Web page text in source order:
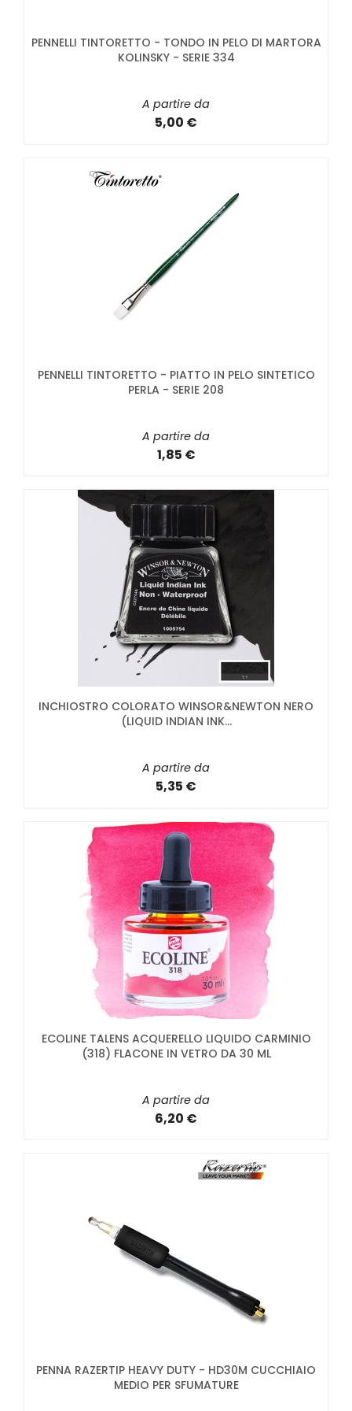
PENNELLI TINTORETTO - TONDO IN PELO DI MARTORA
KOLINSKY - SERIE 334
A partire da
5,00 €
PENNELLI TINTORETTO - PIATTO IN PELO SINTETICO
PERLA - SERIE 208
A partire da
1,85 €
INCHIOSTRO COLORATO WINSOR&NEWTON NERO
(LIQUID INDIAN INK...
A partire da
5,35 €
ECOLINE TALENS ACQUERELLO LIQUIDO CARMINIO
(318) FLACONE IN VETRO DA 30 ML
A partire da
6,20 €
PENNA RAZERTIP HEAVY DUTY - HD30M CUCCHIAIO
MEDIO PER SFUMATURE